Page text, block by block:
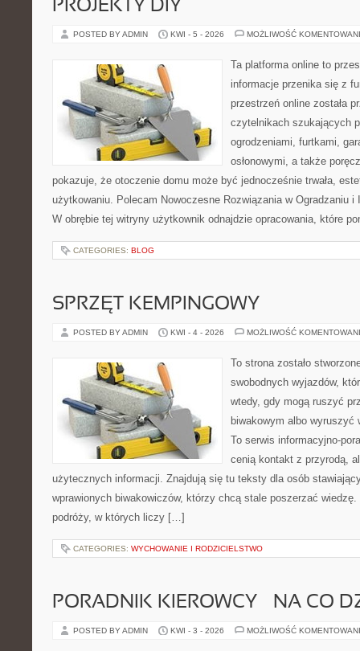
PROJEKTY DIY
POSTED BY ADMIN KWI - 5 - 2026 MOŻLIWOŚĆ
Ta platforma online to
informacje przenika się z
przestrzeń online została
czytelnikach szukających
ogrodzeniami, furtkami,
osłonowymi, a także
pokazuje, że otoczenie domu może być jednocześnie trwała,
użytkowaniu. Polecam Nowoczesne Rozwiązania w Ogradzaniu i
W obrębie tej witryny użytkownik odnajdzie opracowania, które
CATEGORIES: BLOG
SPRZĘT KEMPINGOWY
POSTED BY ADMIN KWI - 4 - 2026 MOŻLIWOŚĆ
To strona zostało
swobodnych wyjazdów,
wtedy, gdy mogą ruszyć
biwakowym albo wyruszyć
To serwis informacyjno-
cenią kontakt z przyrodą,
użytecznych informacji. Znajdują się tu teksty dla osób
wprawionych biwakowiczów, którzy chcą stale poszerzać wiedzę.
podróży, w których liczy […]
CATEGORIES: WYCHOWANIE I RODZICIELSTWO
PORADNIK KIEROWCY – NA CO
POSTED BY ADMIN KWI - 3 - 2026 MOŻLIWOŚĆ